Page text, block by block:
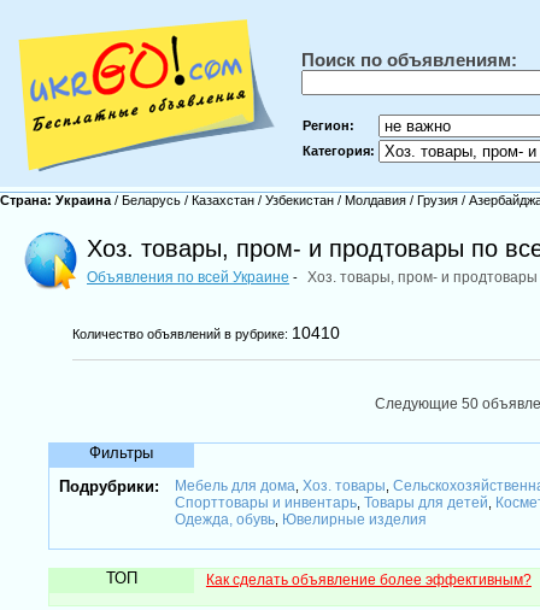
Поиск по объявлениям:
Регион:
Категория:
Страна: Украина / Беларусь / Казахстан / Узбекистан / Молдавия / Грузия /
Хоз. товары, пром- и продтовары по
Объявления по всей Украине - Хоз. товары, пром- и продтовары
Количество объявлений в рубрике: 10410
Следующие 50
Фильтры
Подрубрики:
Мебель для дома Хоз. товары
Спорттовары и инвентарь, Товары для детей
Одежда, обувь, Ювелирные изделия
ТОП Как сделать объявление более эффективным?